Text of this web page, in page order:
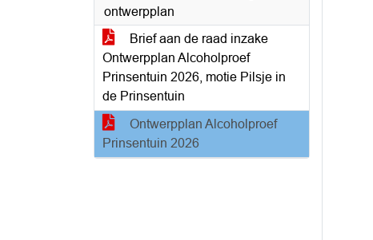
ontwerpplan
Brief aan de raad inzake
Ontwerpplan Alcoholproef
Prinsentuin 2026, motie Pilsje in
de Prinsentuin
Ontwerpplan Alcoholproef
Prinsentuin 2026